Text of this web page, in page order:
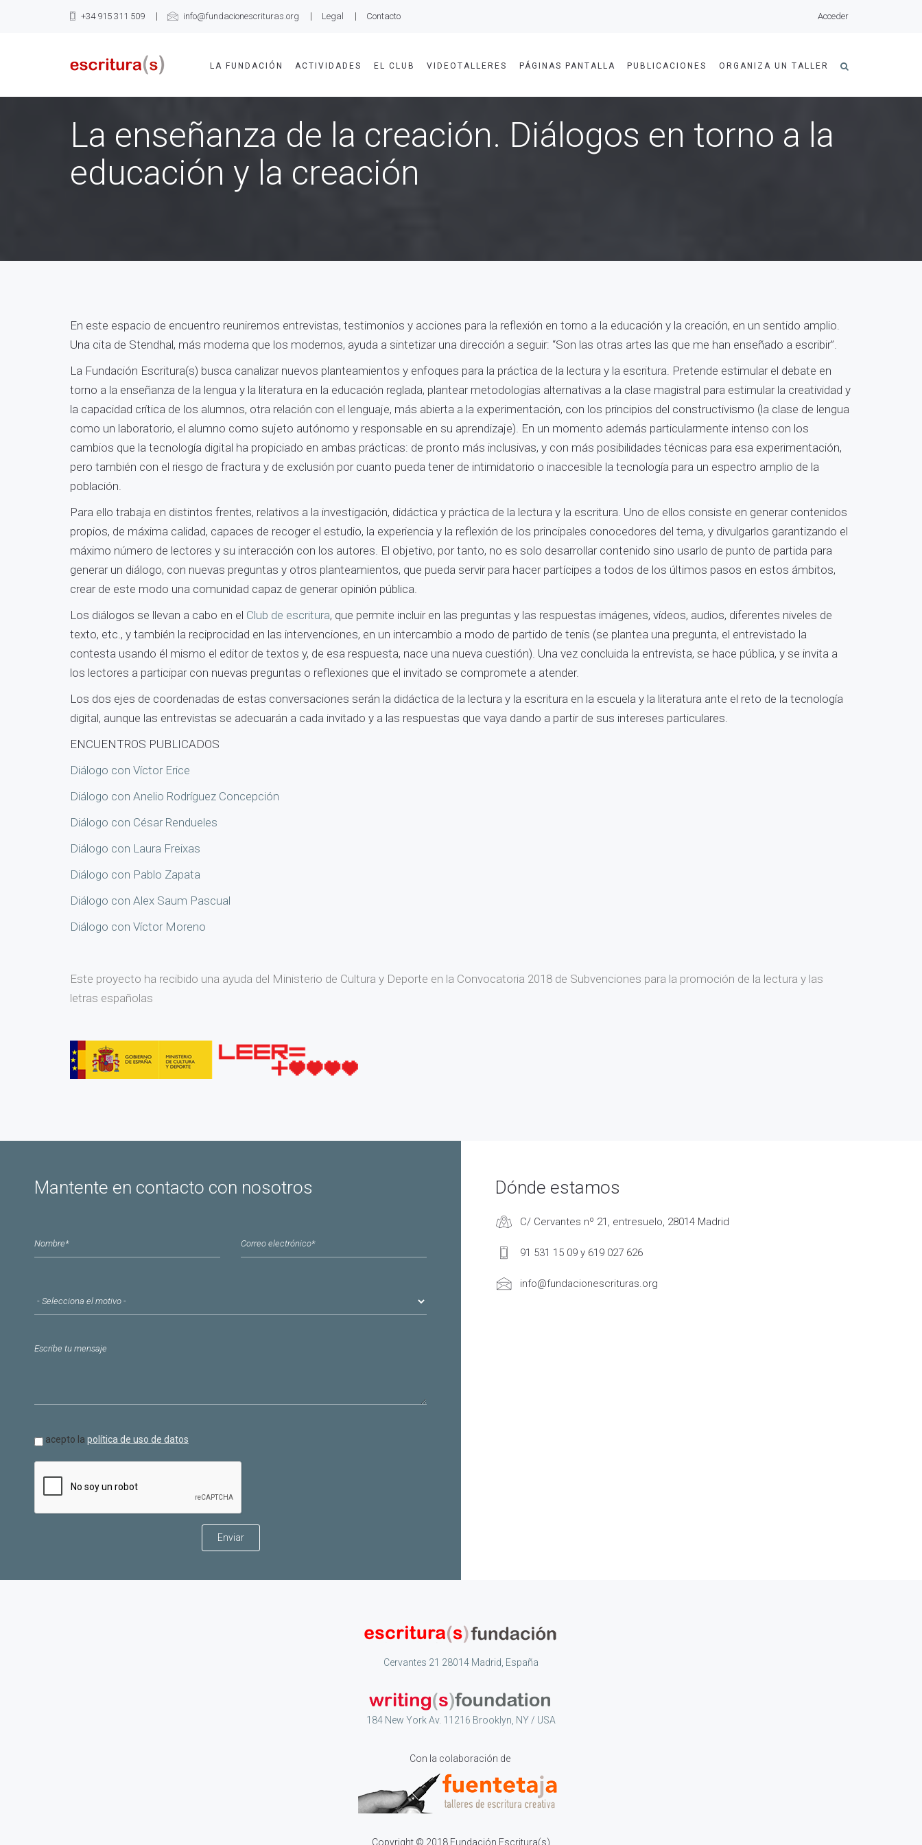
+34 915 311 509 info@fundacionescrituras.org Legal Contacto Acceder
LA FUNDACIÓN ACTIVIDADES EL CLUB VIDEOTALLERES PÁGINAS PANTALLA PUBLICACIONES ORGANIZA UN TALLER
La enseñanza de la creación. Diálogos en torno a la
educación y la creación
En este espacio de encuentro reuniremos entrevistas, testimonios y acciones para la reflexión en torno a la educación y la creación, en un sentido amplio.
Una cita de Stendhal, más moderna que los modernos, ayuda a sintetizar una dirección a seguir: “Son las otras artes las que me han enseñado a escribir”.
La Fundación Escritura(s) busca canalizar nuevos planteamientos y enfoques para la práctica de la lectura y la escritura. Pretende estimular el debate en
torno a la enseñanza de la lengua y la literatura en la educación reglada, plantear metodologías alternativas a la clase magistral para estimular la creatividad y
la capacidad crítica de los alumnos, otra relación con el lenguaje, más abierta a la experimentación, con los principios del constructivismo (la clase de lengua
como un laboratorio, el alumno como sujeto autónomo y responsable en su aprendizaje). En un momento además particularmente intenso con los
cambios que la tecnología digital ha propiciado en ambas prácticas: de pronto más inclusivas, y con más posibilidades técnicas para esa experimentación,
pero también con el riesgo de fractura y de exclusión por cuanto pueda tener de intimidatorio o inaccesible la tecnología para un espectro amplio de la
población.
Para ello trabaja en distintos frentes, relativos a la investigación, didáctica y práctica de la lectura y la escritura. Uno de ellos consiste en generar contenidos
propios, de máxima calidad, capaces de recoger el estudio, la experiencia y la reflexión de los principales conocedores del tema, y divulgarlos garantizando el
máximo número de lectores y su interacción con los autores. El objetivo, por tanto, no es solo desarrollar contenido sino usarlo de punto de partida para
generar un diálogo, con nuevas preguntas y otros planteamientos, que pueda servir para hacer partícipes a todos de los últimos pasos en estos ámbitos,
crear de este modo una comunidad capaz de generar opinión pública.
Los diálogos se llevan a cabo en el Club de escritura, que permite incluir en las preguntas y las respuestas imágenes, vídeos, audios, diferentes niveles de
texto, etc., y también la reciprocidad en las intervenciones, en un intercambio a modo de partido de tenis (se plantea una pregunta, el entrevistado la
contesta usando él mismo el editor de textos y, de esa respuesta, nace una nueva cuestión). Una vez concluida la entrevista, se hace pública, y se invita a
los lectores a participar con nuevas preguntas o reflexiones que el invitado se compromete a atender.
Los dos ejes de coordenadas de estas conversaciones serán la didáctica de la lectura y la escritura en la escuela y la literatura ante el reto de la tecnología
digital, aunque las entrevistas se adecuarán a cada invitado y a las respuestas que vaya dando a partir de sus intereses particulares.
ENCUENTROS PUBLICADOS
Diálogo con Víctor Erice
Diálogo con Anelio Rodríguez Concepción
Diálogo con César Rendueles
Diálogo con Laura Freixas
Diálogo con Pablo Zapata
Diálogo con Alex Saum Pascual
Diálogo con Víctor Moreno
Este proyecto ha recibido una ayuda del Ministerio de Cultura y Deporte en la Convocatoria 2018 de Subvenciones para la promoción de la lectura y las
letras españolas
Mantente en contacto con nosotros
Mensaje*
Política de datos*
acepto la política de uso de datos
Dónde estamos
C/ Cervantes nº 21, entresuelo, 28014 Madrid
91 531 15 09 y 619 027 626
info@fundacionescrituras.org
Cervantes 21 28014 Madrid, España
184 New York Av. 11216 Brooklyn, NY / USA
Con la colaboración de
Copyright © 2018 Fundación Escritura(s)